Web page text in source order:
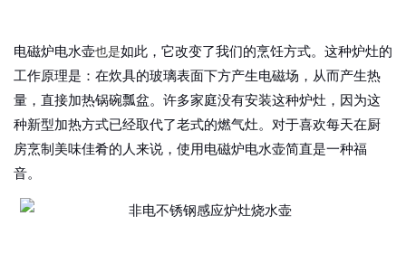
电磁炉电水壶也是如此 ， 它改变了我们的烹饪方式。这种炉灶的
工作原理是：在炊具的玻璃表面下方产生电磁场，从而产生热
量，直接加热锅碗瓢盆。许多家庭没有安装这种炉灶，因为这
种新型加热方式已经取代了老式的燃气灶。对于喜欢每天在厨
房烹制美味佳肴的人来说，使用电磁炉电水壶简直是一种福
音。